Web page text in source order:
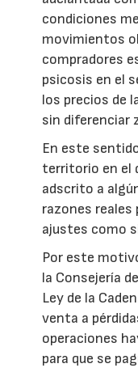
condiciones
movimientos
compradores
psicosis en el
los precios de
sin diferenciar
En este
territorio en el
adscrito a
razones reales
ajustes como
Por este
la Consejería
Ley de la
venta a
operaciones
para que se